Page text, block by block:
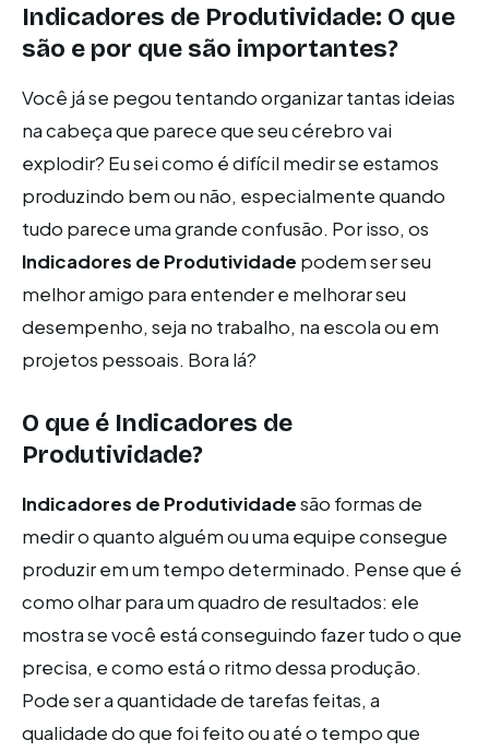
Indicadores de Produtividade: O que
são e por que são importantes?
Você já se pegou tentando organizar tantas ideias
na cabeça que parece que seu cérebro vai
explodir? Eu sei como é difícil medir se estamos
produzindo bem ou não, especialmente quando
tudo parece uma grande confusão. Por isso, os
Indicadores de Produtividade podem ser seu
melhor amigo para entender e melhorar seu
desempenho, seja no trabalho, na escola ou em
projetos pessoais. Bora lá?
O que é Indicadores de
Produtividade?
Indicadores de Produtividadesão formas de
medir o quanto alguém ou uma equipe consegue
produzir em um tempo determinado. Pense que é
como olhar para um quadro de resultados: ele
mostra se você está conseguindo fazer tudo o que
precisa, e como está o ritmo dessa produção.
Pode ser a quantidade de tarefas feitas, a
qualidade do que foi feito ou até o tempo que